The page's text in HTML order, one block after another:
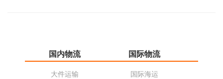
国内物流
大件运输
国际物流
国际海运